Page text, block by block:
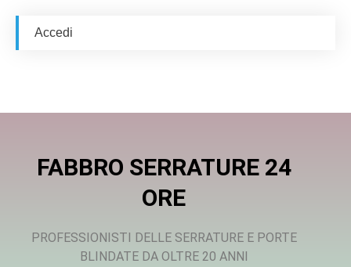
Accedi
FABBRO SERRATURE 24
ORE
PROFESSIONISTI DELLE SERRATURE E PORTE
BLINDATE DA OLTRE 20 ANNI